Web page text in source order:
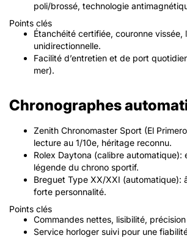
poli/brossé, technologie
Points clés
Étanchéité certifiée, couronne vissée,
unidirectionnelle.
Facilité d’entretien et de port
mer).
Chronographes
Zenith Chronomaster Sport (El
lecture au 1/10e, héritage reconnu.
Rolex Daytona (calibre automatique):
légende du chrono sportif.
Breguet Type XX/XXI (automatique):
forte personnalité.
Points clés
Commandes nettes, lisibilité,
Service horloger suivi pour une